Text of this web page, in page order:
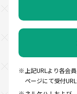
上記URLより各会
ページにて受付